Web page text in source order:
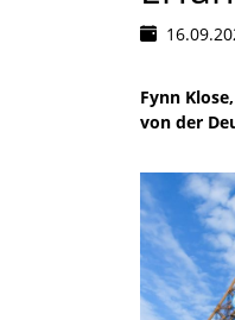
Fynn
von der